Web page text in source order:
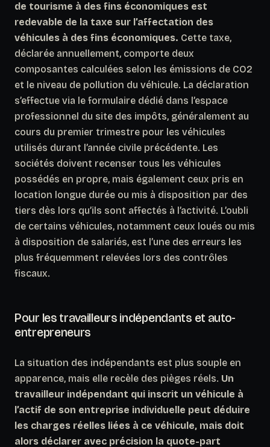
de tourisme à des fins économiques est
redevable de la taxe sur l’affectation des
véhicules à des fins économiques. Cette taxe,
déclarée annuellement, comporte deux
composantes calculées selon les émissions de CO2
et le niveau de pollution du véhicule. La déclaration
s’effectue via le formulaire dédié dans l’espace
professionnel du site des impôts, généralement au
cours du premier trimestre pour les véhicules
utilisés durant l’année civile précédente. Les
sociétés doivent recenser tous les véhicules
possédés en propre, mais également ceux pris en
location longue durée ou mis à disposition par des
tiers dès lors qu’ils sont affectés à l’activité. L’oubli
de certains véhicules, notamment ceux loués ou mis
à disposition de salariés, est l’une des erreurs les
plus fréquemment relevées lors des contrôles
fiscaux.
Pour les travailleurs indépendants et auto-
entrepreneurs
La situation des indépendants est plus souple en
apparence, mais elle recèle des pièges réels. Un
travailleur indépendant qui inscrit un véhicule à
l’actif de son entreprise individuelle peut déduire
les charges réelles liées à ce véhicule, mais doit
alors déclarer avec précision la quote-part